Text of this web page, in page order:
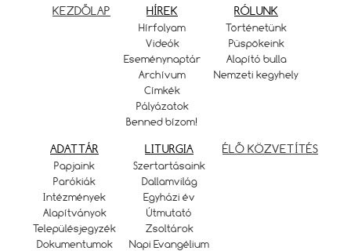
KEZDŐLAP HÍREK
Hírfolyam
Videók
Eseménynaptár
Archívum
Címkék
Pályázatok
Benned bízom!
RÓLUNK
Történetünk
Püspökeink
Alapító bulla
Nemzeti kegyhely
ADATTÁR
Papjaink
Parókiák
Intézmények
Alapítványok
Településjegyzék
Dokumentumok
LITURGIA
Szertartásaink
Dallamvilág
Egyházi év
Útmutató
Zsoltárok
Napi Evangélium
ÉLŐ KÖZVETÍTÉS